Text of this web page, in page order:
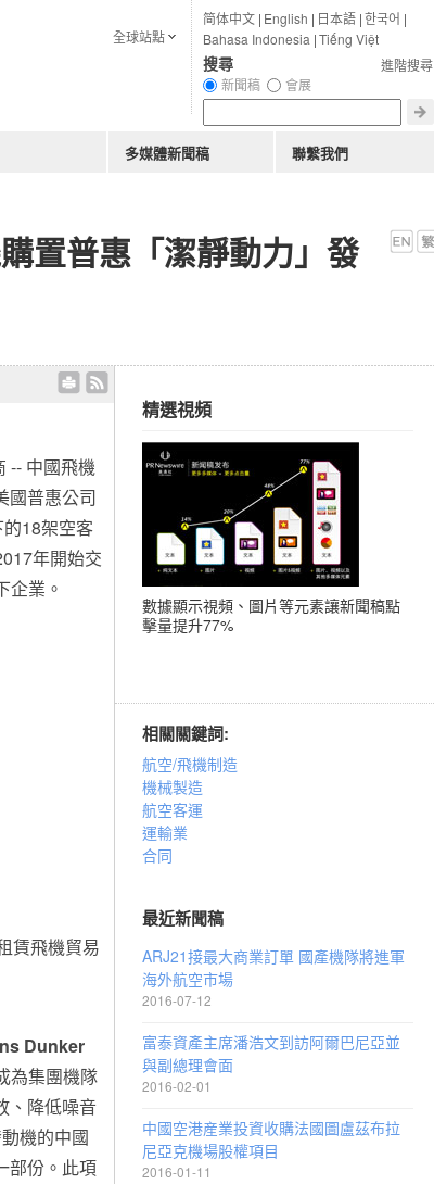
置普惠「潔靜動力」發
--中國飛機
國普惠公司
18架空客
年開始交
企業。
賃飛機貿易
Dunker
為集團機隊
、降低噪音
機的中國
部份。此項
精選視頻
數據顯示視頻、圖片等元素讓新聞稿點
擊量提升77%
相關關鍵詞:
航空/飛機制造
機械製造
航空客運
運輸業
合同
最近新聞稿
ARJ21接最大商業訂單 國產機隊將進軍
海外航空市場
2016-07-12
富泰資產主席潘浩文到訪阿爾巴尼亞並
與副總理會面
2016-02-01
中國空港産業投資收購法國圖盧茲布拉
尼亞克機場股權項目
2016-01-11
简体中文| English | 日本語|한국어 |
Bahasa Indonesia |Tiếng Việt
進階搜尋
搜尋
新聞稿 會展
全球站點
多媒體新聞稿 聯繫我們